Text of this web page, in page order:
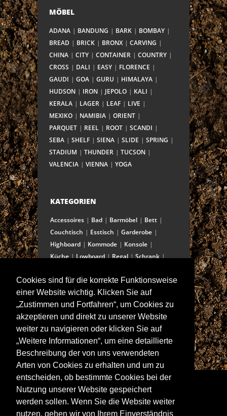
Cookies sind für die korrekte Funktionsweise
einer Website wichtig. Klicken Sie auf
„Zustimmen und Fortfahren“, um Cookies zu
akzeptieren und direkt zu unserer Website
weiter zu navigieren oder klicken Sie auf
„Weitere Informationen“, um eine detaillierte
Beschreibung der von uns verwendeten
Arten von Cookies zu erhalten und um zu
entscheiden, ob bestimmte Cookies bei der
Nutzung unserer Website gespeichert
werden sollen. Wenn Sie die Website weiter
nutzen, gehen wir von Ihrem Einverständnis
MÖBEL
ADANA BANDUNG BARK
BOMBAY
BREAD
BRICK BRONX
CARVING
CHINA
CITY CONTAINER
COUNTRY
CROSS
DALI EASY
FLORENCE
GAUDI
GOA GURU
HIMALAYA
HUDSON
IRON JEPOLO
KALI
KERALA
LAGER LEAF
LIVE
MEXIKO
NAMIBIA
ORIENT
PARQUET
REEL ROOT
SCANDI
SEBA
SHELF SIENA SLIDE
SPRING
STADIUM
THUNDER
TUCSON
VALENCIA
VIENNA YOGA
KATEGORIEN
Accessoires Bad Barmöbel
Bett
Couchtisch
Esstisch
Garderobe
Highboard
Kommode
Konsole
Küche
Lowboard Regal
Schrank
Stuhl/Bank
Truhe
Vitrine
Wohnwand
ANSCHRIFT
Spitalstraße 15
D-97421 Schweinfurt
Tel +49-9721 60555-60
Fax +49-9721 60555-99
E-Mail: info@wolf-moebel.de